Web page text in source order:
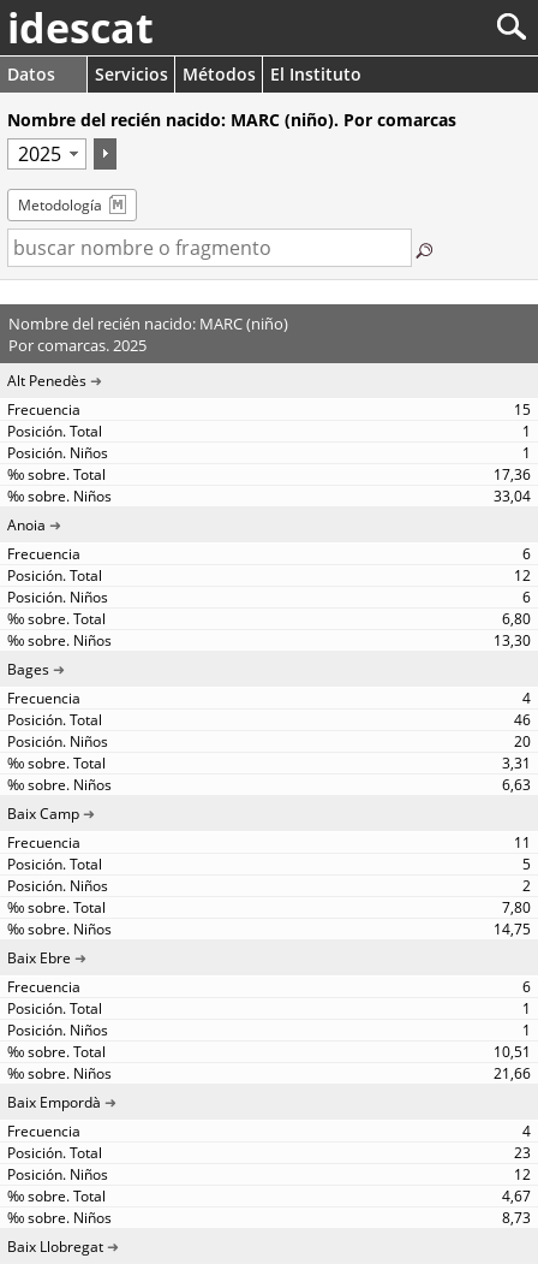
idescat
Datos Servicios Métodos
El Instituto
Nombre del recién nacido: MARC (niño). Por comarcas
Metodología
Nombre del recién nacido: MARC (niño)
Por comarcas. 2025
Alt Penedès
15
1
1
17,36
33,04
Anoia
6
12
6
6,80
13,30
Bages
4
46
20
3,31
6,63
Baix Camp
11
5
2
7,80
14,75
Baix Ebre
6
1
1
10,51
21,66
Baix Empordà
4
23
12
4,67
8,73
Baix Llobregat